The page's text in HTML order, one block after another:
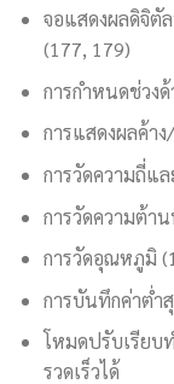
จอแสดงผลดิจิตั
(177, 179)
การกำหนดช่วง
การแสดงผลค้า
การวัดความถี่แล
การวัดความต้า
การวัดอุณหภูมิ
การบันทึกค่าต่ำ
โหมดปรับเรียบ
รวดเร็วได้